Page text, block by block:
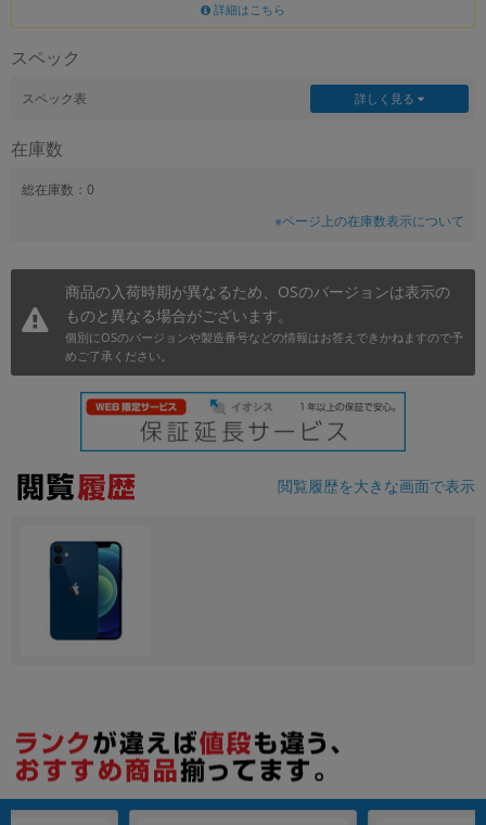
詳細はこちら
スペック
スペック表 詳しく見る
在庫数
総在庫数：0
※ページ上の在庫数表示について
商品の入荷時期が異なるため、OSのバージョンは表示の
ものと異なる場合がございます。
個別にOSのバージョンや製造番号などの情報はお答えできかねますので予
めご了承ください。
閲覧履歴を大きな画面で表示
モニタサイズ
年
各項目のチェックボックスは「or検索」となります。
ただし機能別のみ「and検索」となります。